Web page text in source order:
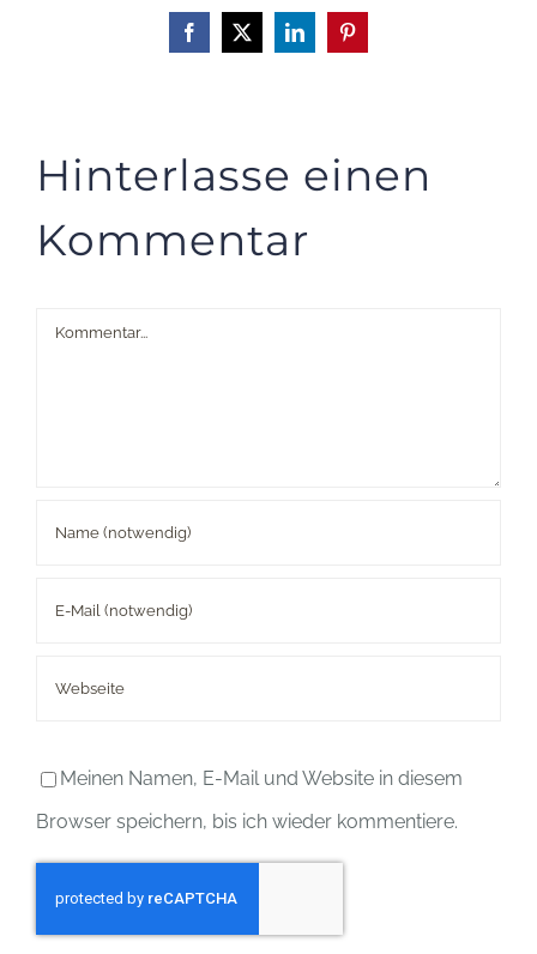
Facebook
X LinkedInPinterest
Hinterlasse einen
Kommentar
Kommentar
Meinen Namen, E-Mail und Website in diesem
Browser speichern, bis ich wieder kommentiere.